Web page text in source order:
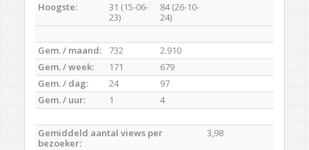
Hoogste:
31 (15-06-
23)
84 (26-10-
24)
Gem. / maand: 732
2.910
Gem. / week:
171
679
Gem. / dag:
24
97
Gem. / uur:
1 4
Gemiddeld aantal views per
bezoeker:
3,98